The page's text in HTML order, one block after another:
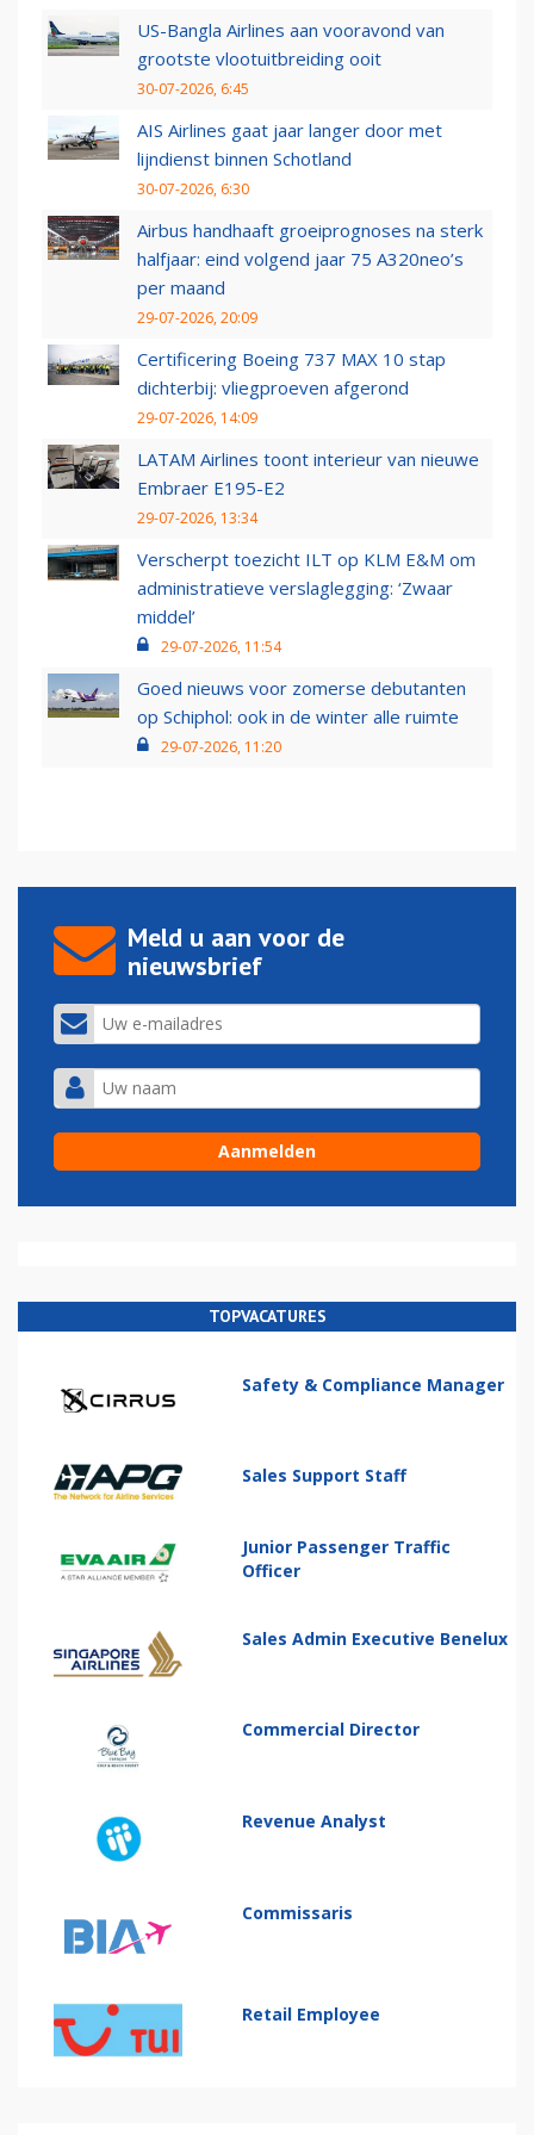
US-Bangla Airlines aan vooravond van
grootste vlootuitbreiding ooit
30-07-2026, 6:45
AIS Airlines gaat jaar langer door met
lijndienst binnen Schotland
30-07-2026, 6:30
Airbus handhaaft groeiprognoses na sterk
halfjaar: eind volgend jaar 75 A320neo’s
per maand
29-07-2026, 20:09
Certificering Boeing 737 MAX 10 stap
dichterbij: vliegproeven afgerond
29-07-2026, 14:09
LATAM Airlines toont interieur van nieuwe
Embraer E195-E2
29-07-2026, 13:34
Verscherpt toezicht ILT op KLM E&M om
administratieve verslaglegging: ‘Zwaar
middel’
29-07-2026, 11:54
Goed nieuws voor zomerse debutanten
op Schiphol: ook in de winter alle ruimte
29-07-2026, 11:20
Meld u aan voor de
nieuwsbrief
TOPVACATURES
Safety & Compliance Manager
Sales Support Staff
Junior Passenger Traffic
Officer
Sales Admin Executive Benelux
Commercial Director
Revenue Analyst
Commissaris
Retail Employee